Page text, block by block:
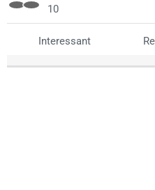
10
Interessant